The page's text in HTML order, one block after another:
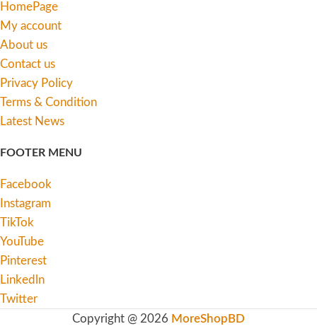
HomePage
My account
About us
Contact us
Privacy Policy
Terms & Condition
Latest News
FOOTER MENU
Facebook
Instagram
TikTok
YouTube
Pinterest
Linkedln
Twitter
Copyright @ 2026 MoreShopBD